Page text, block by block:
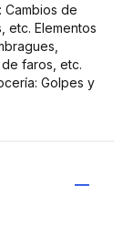
Cambios de
etc. Elementos
faros, etc.
Golpes y